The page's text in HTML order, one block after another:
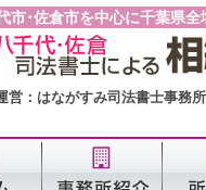
市･佐倉市を中心に千葉県
営：はながすみ司法書士事務